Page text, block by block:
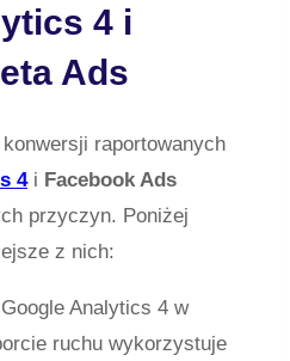
4 i
Ads
raportowanych
4i Facebook Ads
przyczyn. Poniżej
z nich:
Google Analytics 4 w
ruchu wykorzystuje